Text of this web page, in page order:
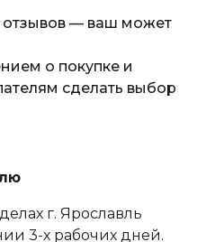
отзывов — ваш может
о покупке и
сделать выбор
г. Ярославль
3-х рабочих дней.